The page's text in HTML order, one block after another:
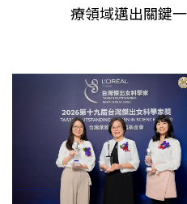
療領域邁出關鍵